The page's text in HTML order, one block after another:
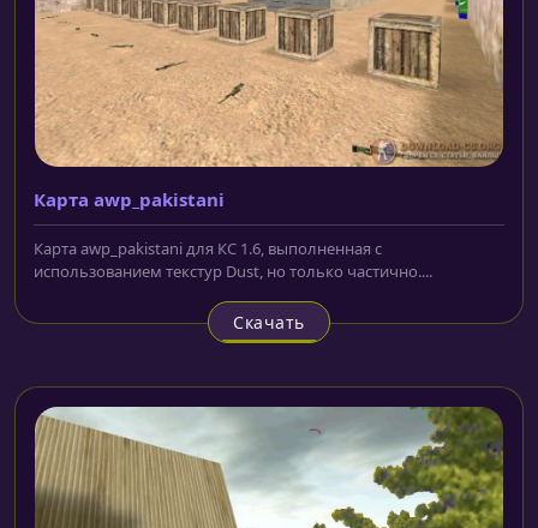
Карта awp_pakistani
Карта awp_pakistani для КС 1.6, выполненная с
использованием текстур Dust, но только частично....
Скачать